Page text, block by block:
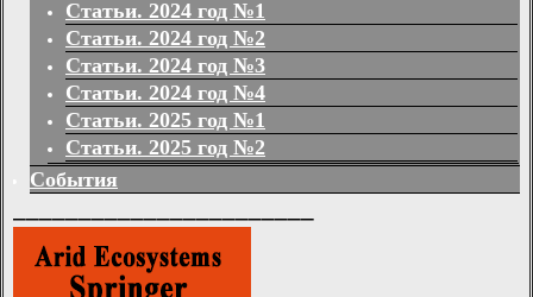
Статьи. 2024 год №1
Статьи. 2024 год №2
Статьи. 2024 год №3
Статьи. 2024 год №4
Статьи. 2025 год №1
Статьи. 2025 год №2
События